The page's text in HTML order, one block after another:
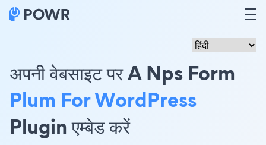
अपनी वेबसाइट पर A Nps Form
Plum For WordPress
Plugin एम्बेड करें